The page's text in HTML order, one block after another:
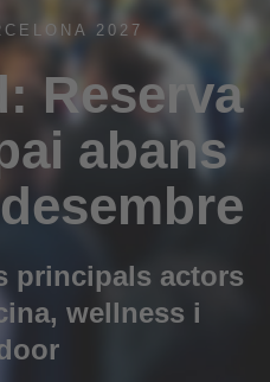
2027
Reserva
abans
principals actors
wellness i